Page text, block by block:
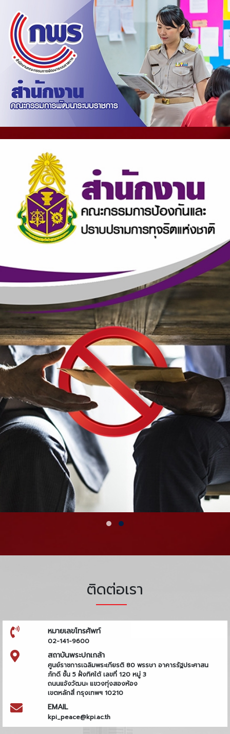
ติดต่อเรา
หมายเลขโทรศัพท์
02-141-9600
สถาบันพระปกเกล้า
ศูนย์ราชการเฉลิมพระเกียรติ 80 พรรษา อาคารรัฐประศาสน
ภักดี ชั้น 5 ฝั่งทิศใต้ เลขที่ 120 หมู่ 3
ถนนแจ้งวัฒนะ แขวงทุ่งสองห้อง
เขตหลักสี่ กรุงเทพฯ 10210
EMAIL
kpi_peace@kpi.ac.th